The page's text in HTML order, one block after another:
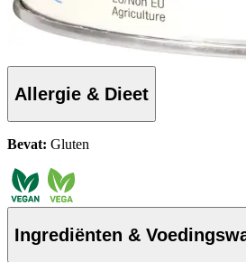
Allergie & Dieet
Bevat: Gluten
Ingrediënten &